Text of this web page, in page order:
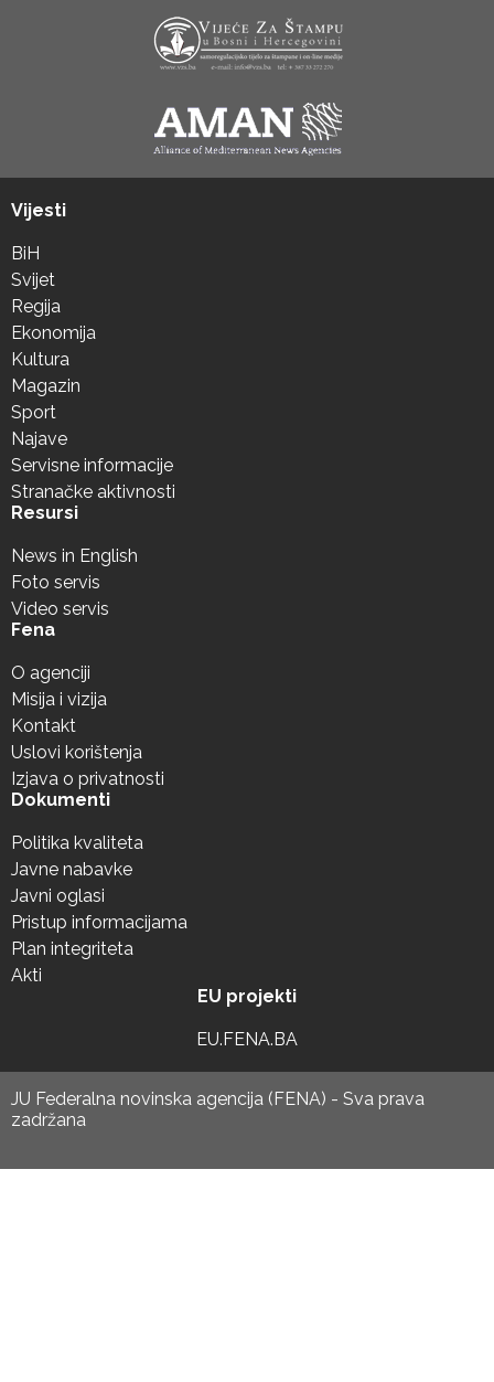
Vijesti
BiH
Svijet
Regija
Ekonomija
Kultura
Magazin
Sport
Najave
Servisne informacije
Stranačke aktivnosti
Resursi
News in English
Foto servis
Video servis
Fena
O agenciji
Misija i vizija
Kontakt
Uslovi korištenja
Izjava o privatnosti
Dokumenti
Politika kvaliteta
Javne nabavke
Javni oglasi
Pristup informacijama
Plan integriteta
Akti
EU projekti
EU.FENA.BA
JU Federalna novinska agencija (FENA) - Sva prava
zadržana